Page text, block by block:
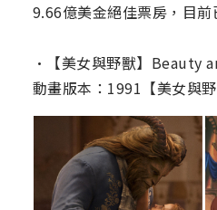
9.66億美金絕佳票房，目前
•【美女與野獸】Beauty
動畫版本：1991【美女與野